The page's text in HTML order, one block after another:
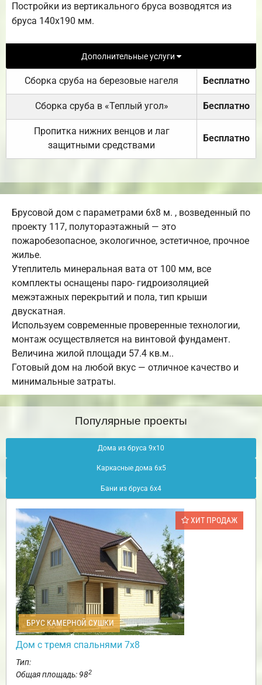
Постройки из вертикального бруса возводятся из
бруса 140х190 мм.
Дополнительные услуги
Сборка сруба на березовые нагеля Бесплатно
Сборка сруба в «Теплый угол» Бесплатно
Пропитка нижних венцов и лаг
защитными средствами
Бесплатно
Брусовой дом с параметрами 6х8 м. , возведенный по
проекту 117, полутораэтажный — это
пожаробезопасное, экологичное, эстетичное, прочное
жилье.
Утеплитель минеральная вата от 100 мм, все
комплекты оснащены паро- гидроизоляцией
межэтажных перекрытий и пола, тип крыши
двускатная.
Используем современные проверенные технологии,
монтаж осуществляется на винтовой фундамент.
Величина жилой площади 57.4 кв.м..
Готовый дом на любой вкус — отличное качество и
минимальные затраты.
Популярные проекты
Дома из бруса 9х10
Каркасные дома 6х5
Бани из бруса 6х4
ХИТ ПРОДАЖ
БРУС КАМЕРНОЙ СУШКИ
Дом с тремя спальнями 7х8
Тип:
Общая площадь: 982